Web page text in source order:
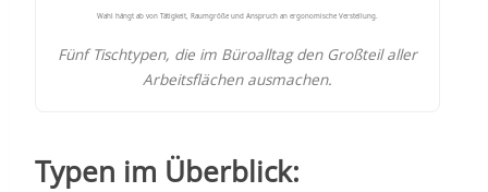
Wahl hängt ab von Tätigkeit, Raumgröße und Anspruch an ergonomische Verstellung.
Fünf Tischtypen, die im Büroalltag den Großteil aller
Arbeitsflächen ausmachen.
Typen im Überblick: